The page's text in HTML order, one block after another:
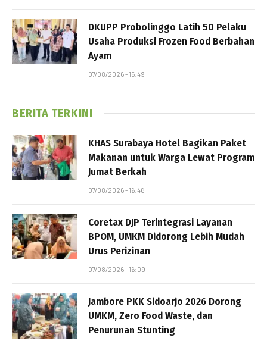
DKUPP Probolinggo Latih 50 Pelaku
Usaha Produksi Frozen Food Berbahan
Ayam
07/08/2026 - 15:49
BERITA TERKINI
KHAS Surabaya Hotel Bagikan Paket
Makanan untuk Warga Lewat Program
Jumat Berkah
07/08/2026 - 16:46
Coretax DJP Terintegrasi Layanan
BPOM, UMKM Didorong Lebih Mudah
Urus Perizinan
07/08/2026 - 16:09
Jambore PKK Sidoarjo 2026 Dorong
UMKM, Zero Food Waste, dan
Penurunan Stunting